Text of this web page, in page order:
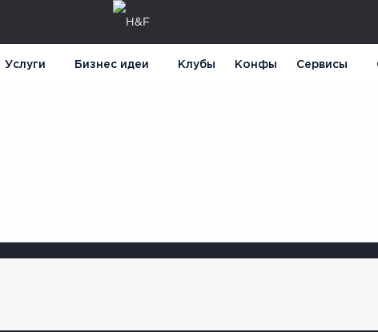
Услуги Бизнес идеи Клубы Конфы Сервисы